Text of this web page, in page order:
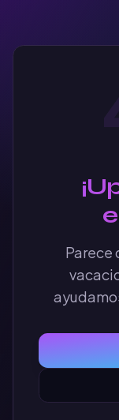
Parece